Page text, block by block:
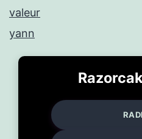
valeur
yann